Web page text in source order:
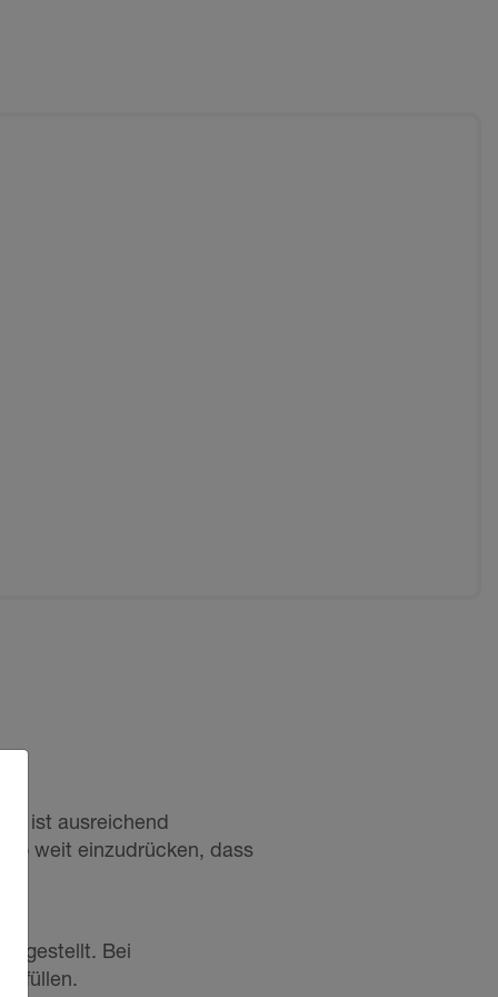
ist ausreichend
so weit einzudrücken, dass
Bei
füllen.